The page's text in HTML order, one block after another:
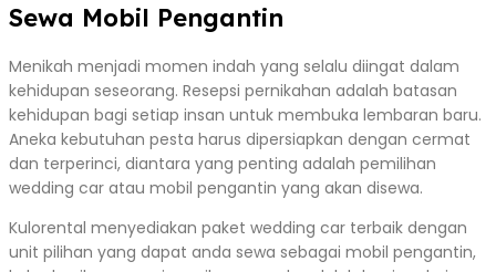
Sewa Mobil Pengantin
Menikah menjadi momen indah yang selalu diingat dalam
kehidupan seseorang. Resepsi pernikahan adalah batasan
kehidupan bagi setiap insan untuk membuka lembaran baru.
Aneka kebutuhan pesta harus dipersiapkan dengan cermat
dan terperinci, diantara yang penting adalah pemilihan
wedding car atau mobil pengantin yang akan disewa.
Kulorental menyediakan paket wedding car terbaik dengan
unit pilihan yang dapat anda sewa sebagai mobil pengantin,